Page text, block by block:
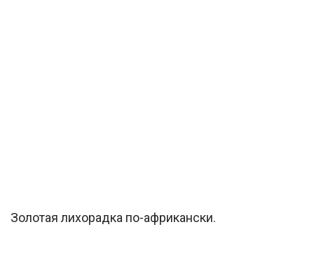
Золотая лихорадка по-африкански.